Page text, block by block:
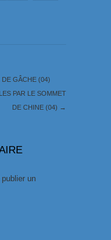
GÂCHE (04)
PAR LE SOMMET
DE CHINE (04) →
publier un